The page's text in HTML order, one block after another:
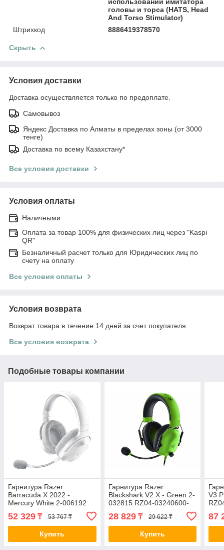
головы и торса (HATS, Head
And Torso Stimulator)
Штрихкод
8886419378570
Скрыть
Условия доставки
Доставка осуществляется только по предоплате.
Самовывоз
Яндекс Доставка по Алматы в пределах зоны (от 3000
тенге)
Доставка по всему Казахстану*
Все условия доставки
Условия оплаты
Наличными
Оплата за товар 100% для физических лиц через "Kaspi
QR"
Безналичный расчет только для Юридических лиц по
счету на оплату
Все условия оплаты
Условия возврата
Возврат товара в течение 14 дней за счет покупателя
Все условия возврата
Подобные товары компании
Гарнитура Razer
Barracuda X 2022 -
Mercury White 2-006192
RZ04-04430200-R3M1
52 329 ₸ 53 767 ₸
Купить
Гарнитура Razer
Blackshark V2 X - Green 2-
032815 RZ04-03240600-
28 829₸ 29 622 ₸
Купить
V3
87